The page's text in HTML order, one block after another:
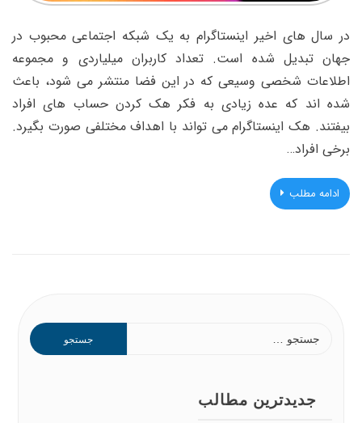
در سال های اخیر اینستاگرام به یک شبکه اجتماعی محبوب در
جهان تبدیل شده است. تعداد کاربران میلیاردی و مجموعه
اطلاعات شخصی وسیعی که در این فضا منتشر می شود، باعث
شده اند که عده زیادی به فکر هک کردن حساب های افراد
بیفتند. هک اینستاگرام می تواند با اهداف مختلفی صورت بگیرد.
برخی افراد…
ادامه مطلب
برای:
جدیدترین مطالب